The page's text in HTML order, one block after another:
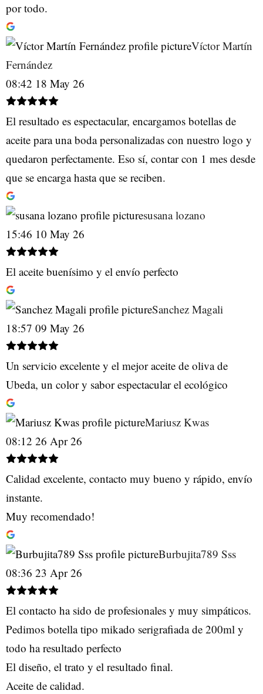
por todo.
Víctor Martín
Fernández
08:42 18 May 26
El resultado es espectacular, encargamos botellas de
aceite para una boda personalizadas con nuestro logo y
quedaron perfectamente. Eso sí, contar con 1 mes desde
que se encarga hasta que se reciben.
susana lozano
15:46 10 May 26
El aceite buenísimo y el envío perfecto
Sanchez Magali
18:57 09 May 26
Un servicio excelente y el mejor aceite de oliva de
Ubeda, un color y sabor espectacular el ecológico
Mariusz Kwas
08:12 26 Apr 26
Calidad excelente, contacto muy bueno y rápido, envío
instante.
Muy recomendado!
Burbujita789 Sss
08:36 23 Apr 26
El contacto ha sido de profesionales y muy simpáticos.
Pedimos botella tipo mikado serigrafiada de 200ml y
todo ha resultado perfecto
El diseño, el trato y el resultado final.
Aceite de calidad.